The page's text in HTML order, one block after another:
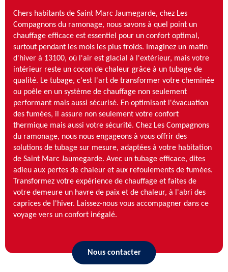
Chers habitants de Saint Marc Jaumegarde, chez Les
Compagnons du ramonage, nous savons à quel point un
chauffage efficace est essentiel pour un confort optimal,
surtout pendant les mois les plus froids. Imaginez un matin
d'hiver à 13100, où l'air est glacial à l'extérieur, mais votre
intérieur reste un cocon de chaleur grâce à un tubage de
qualité. Le tubage, c'est l'art de transformer votre cheminée
ou poêle en un système de chauffage non seulement
performant mais aussi sécurisé. En optimisant l'évacuation
des fumées, il assure non seulement votre confort
thermique mais aussi votre sécurité. Chez Les Compagnons
du ramonage, nous nous engageons à vous offrir des
solutions de tubage sur mesure, adaptées à votre habitation
de Saint Marc Jaumegarde. Avec un tubage efficace, dites
adieu aux pertes de chaleur et aux refoulements de fumées.
Transformez votre expérience de chauffage et faites de
votre demeure un havre de paix et de chaleur, à l'abri des
caprices de l'hiver. Laissez-nous vous accompagner dans ce
voyage vers un confort inégalé.
Nous contacter